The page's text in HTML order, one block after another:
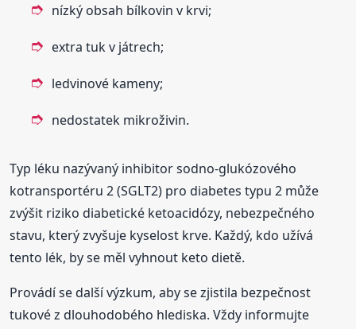
nízký obsah bílkovin v krvi;
extra tuk v játrech;
ledvinové kameny;
nedostatek mikroživin.
Typ léku nazývaný inhibitor sodno-glukózového
kotransportéru 2 (SGLT2) pro diabetes typu 2 může
zvýšit riziko diabetické ketoacidózy, nebezpečného
stavu, který zvyšuje kyselost krve. Každý, kdo užívá
tento lék, by se měl vyhnout keto dietě.
Provádí se další výzkum, aby se zjistila bezpečnost
tukové z dlouhodobého hlediska. Vždy informujte